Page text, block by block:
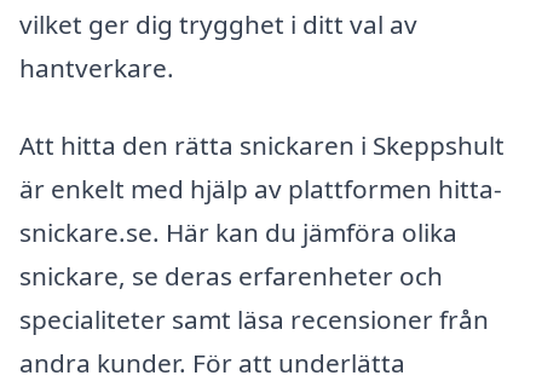
vilket ger dig trygghet i ditt val av
hantverkare.
Att hitta den rätta snickaren i Skeppshult
är enkelt med hjälp av plattformen hitta-
snickare.se. Här kan du jämföra olika
snickare, se deras erfarenheter och
specialiteter samt läsa recensioner från
andra kunder. För att underlätta